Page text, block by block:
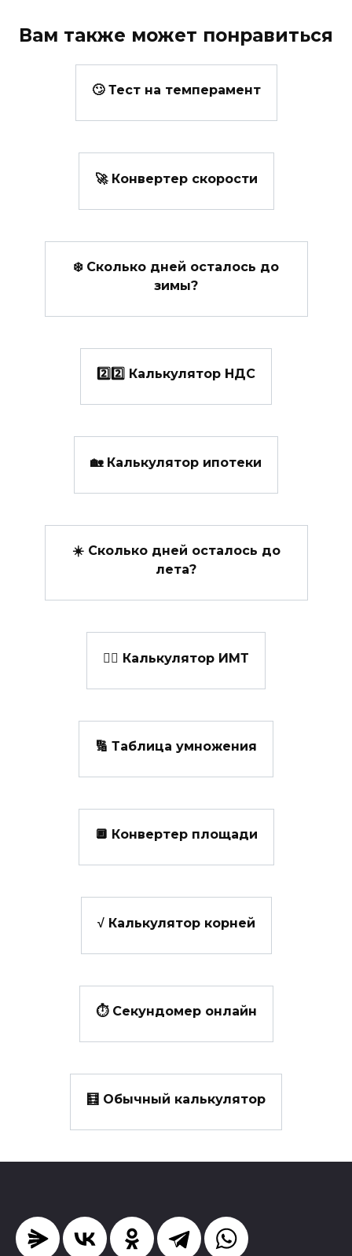
Вам также может понравиться
🙄 Тест на темперамент
🚀 Конвертер скорости
❄️ Сколько дней осталось до
зимы?
2️⃣2️⃣ Калькулятор НДС
🏡 Калькулятор ипотеки
☀️ Сколько дней осталось до
лета?
👩‍⚕️ Калькулятор ИМТ
🔢 Таблица умножения
🔲 Конвертер площади
√ Калькулятор корней
⏱️ Секундомер онлайн
🧮 Обычный калькулятор